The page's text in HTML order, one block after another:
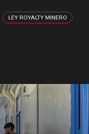
LEY ROYALTY MINERO